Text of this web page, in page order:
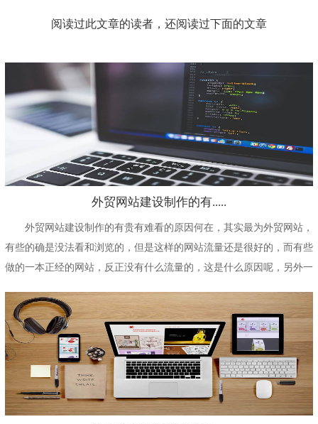
阅读过此文章的读者，还阅读过下面的文章
外贸网站建设制作的有.....
外贸网站建设制作的有贵有难看的原因何在，其实最为外贸网站，
有些的确是没法看和浏览的，但是这样的网站流量还是很好的，而有些
做的一本正经的网站，反正没有什么流量的，这是什么原因呢，另外一